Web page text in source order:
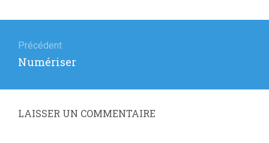
de
l’article
Précédent
Article
:
Numériser
LAISSER UN COMMENTAIRE